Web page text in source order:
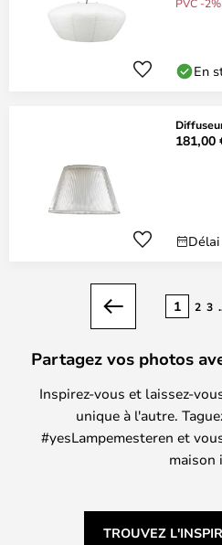
En
181,00
Précédent
1 2 3
Partagez vos photos
Inspirez-vous et laissez-
unique à l'autre.
#yesLampemesteren et
maison
TROUVEZ